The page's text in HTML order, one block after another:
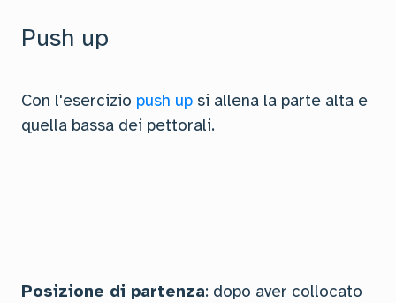
Push up
Con l'esercizio push up si allena la parte alta e
quella bassa dei pettorali.
Posizione di partenza: dopo aver collocato